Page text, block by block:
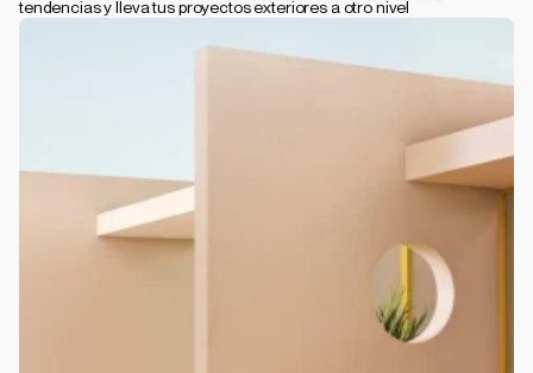
tendencias y lleva tus proyectos exteriores a otro nivel